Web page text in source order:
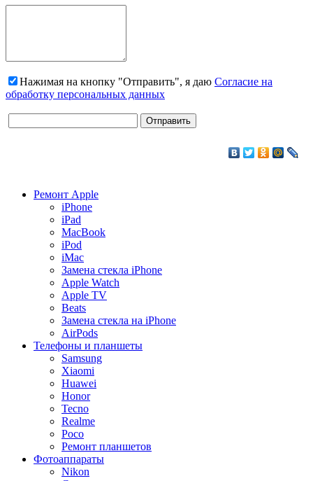
Нажимая на кнопку "Отправить", я даю Согласие на
обработку персональных данных
Ремонт Apple
iPhone
iPad
MacBook
iPod
iMac
Замена стекла iPhone
Apple Watch
Apple TV
Beats
Замена стекла на iPhone
AirPods
Телефоны и планшеты
Samsung
Xiaomi
Huawei
Honor
Tecno
Realme
Poco
Ремонт планшетов
Фотоаппараты
Nikon